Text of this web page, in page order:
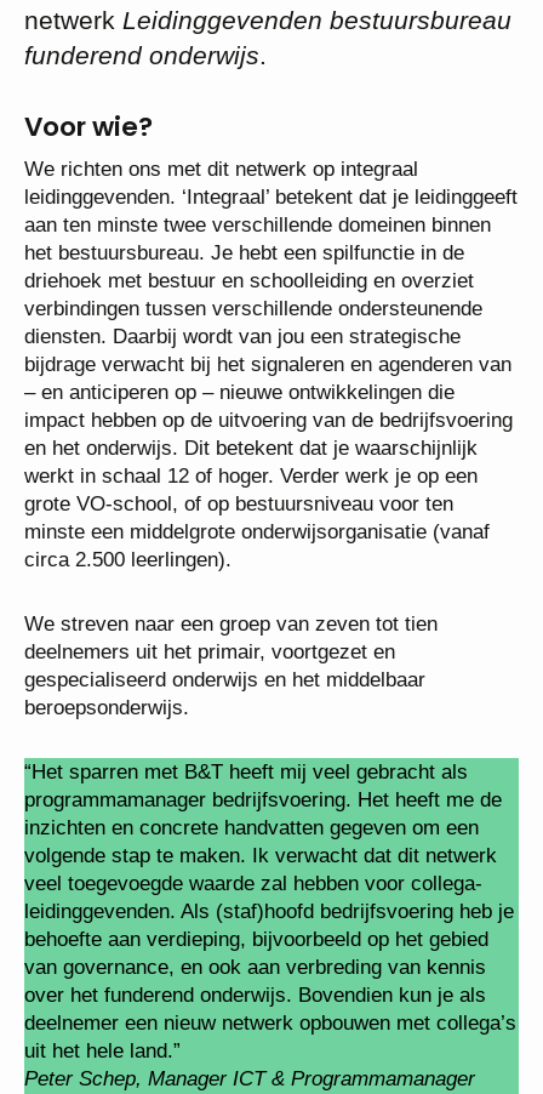
netwerk Leidinggevenden bestuursbureau
funderend onderwijs.
Voor wie?
We richten ons met dit netwerk op integraal
leidinggevenden. ‘Integraal’ betekent dat je leidinggeeft
aan ten minste twee verschillende domeinen binnen
het bestuursbureau. Je hebt een spilfunctie in de
driehoek met bestuur en schoolleiding en overziet
verbindingen tussen verschillende ondersteunende
diensten. Daarbij wordt van jou een strategische
bijdrage verwacht bij het signaleren en agenderen van
– en anticiperen op – nieuwe ontwikkelingen die
impact hebben op de uitvoering van de bedrijfsvoering
en het onderwijs. Dit betekent dat je waarschijnlijk
werkt in schaal 12 of hoger. Verder werk je op een
grote VO-school, of op bestuursniveau voor ten
minste een middelgrote onderwijsorganisatie (vanaf
circa 2.500 leerlingen).
We streven naar een groep van zeven tot tien
deelnemers uit het primair, voortgezet en
gespecialiseerd onderwijs en het middelbaar
beroepsonderwijs.
“Het sparren met B&T heeft mij veel gebracht als
programmamanager bedrijfsvoering. Het heeft me de
inzichten en concrete handvatten gegeven om een
volgende stap te maken. Ik verwacht dat dit netwerk
veel toegevoegde waarde zal hebben voor collega-
leidinggevenden. Als (staf)hoofd bedrijfsvoering heb je
behoefte aan verdieping, bijvoorbeeld op het gebied
van governance, en ook aan verbreding van kennis
over het funderend onderwijs. Bovendien kun je als
deelnemer een nieuw netwerk opbouwen met collega’s
uit het hele land.”
Peter Schep, Manager ICT & Programmamanager